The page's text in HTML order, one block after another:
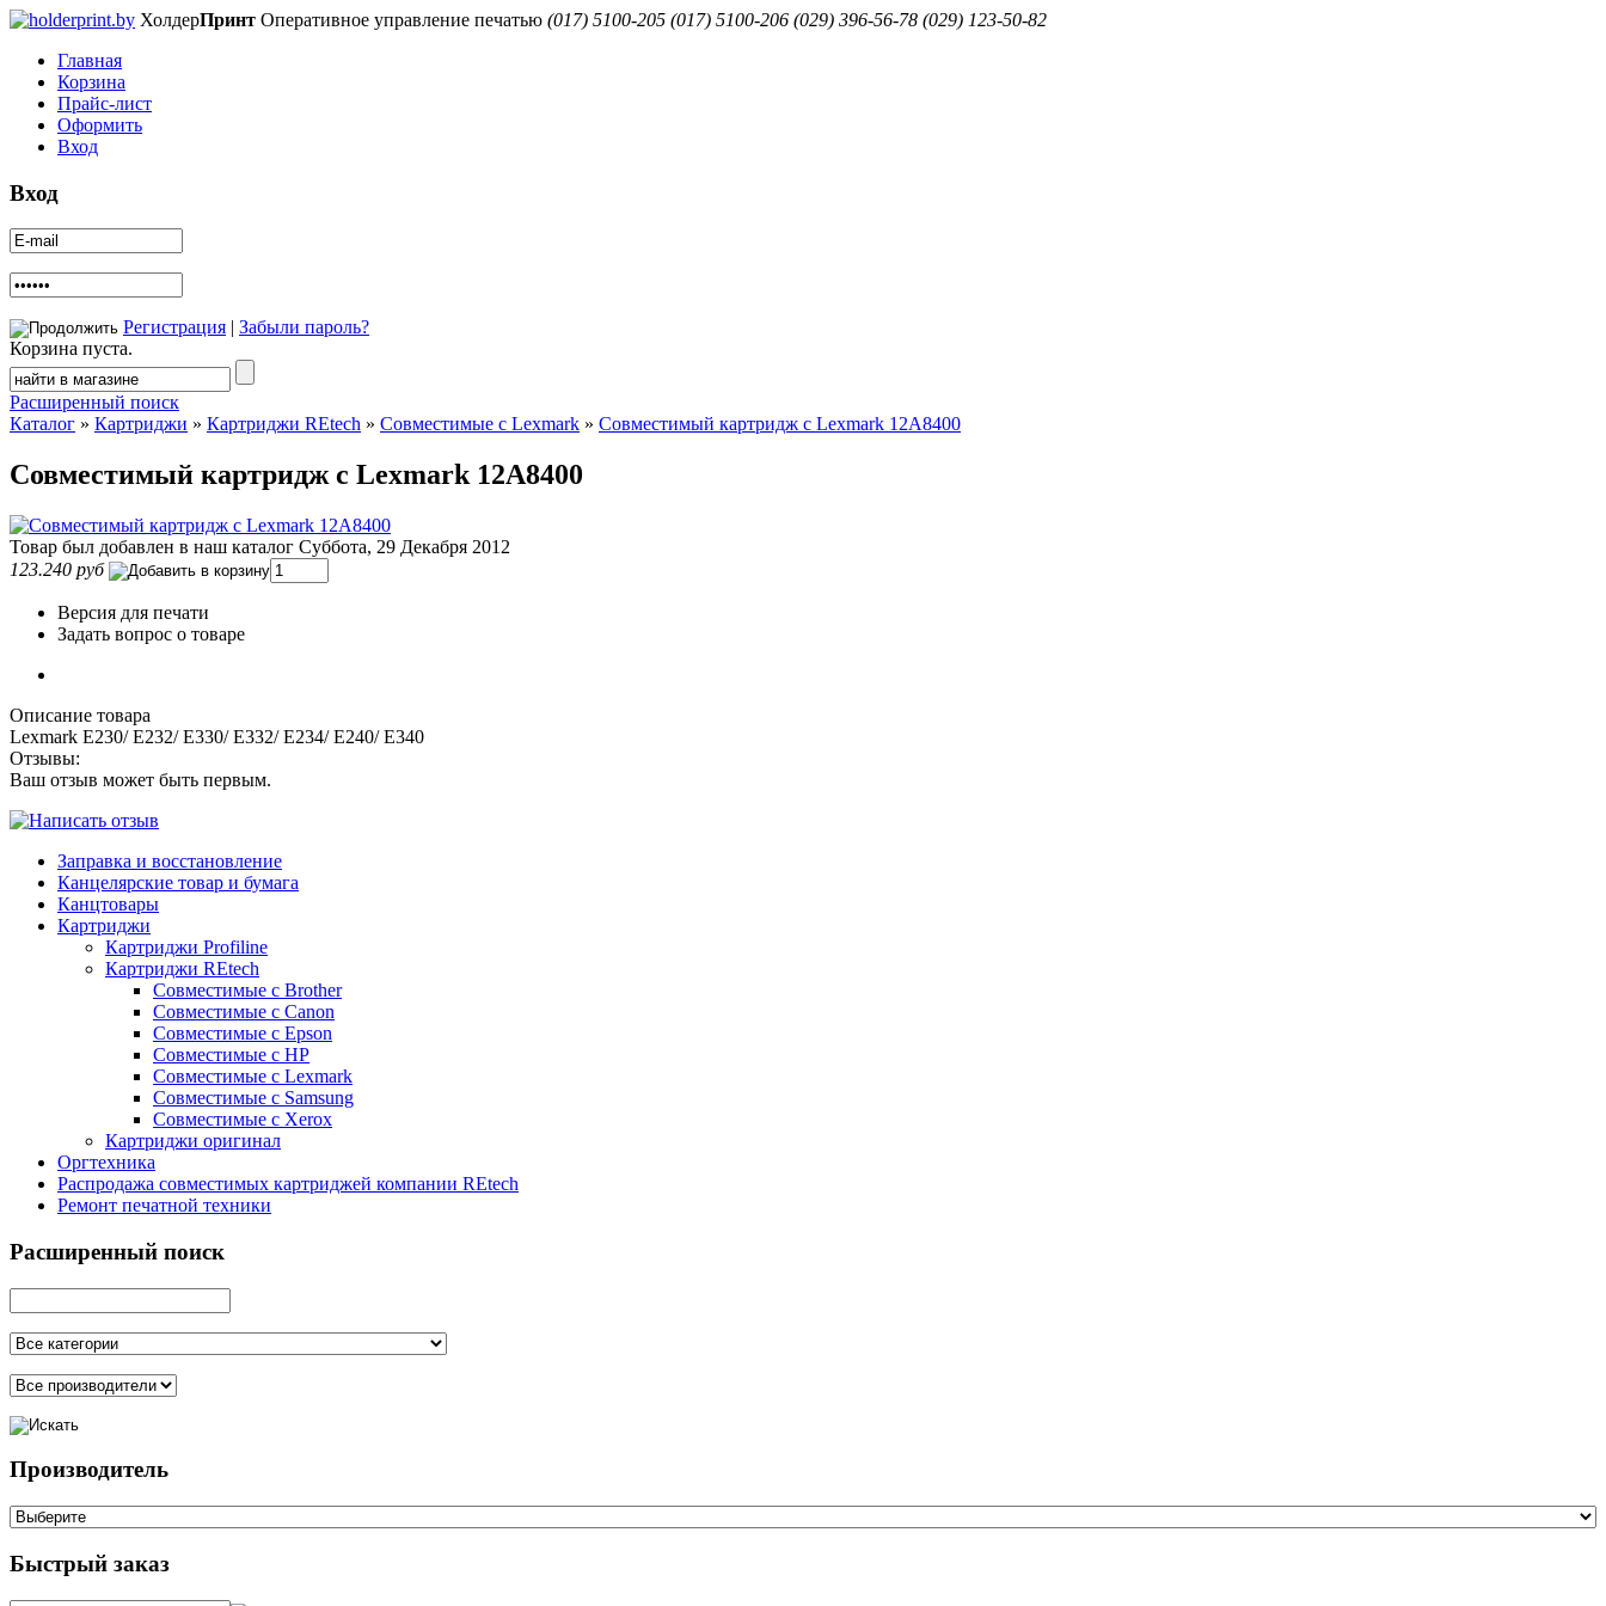
ХолдерПринт Оперативное управление печатью (017) 5100-205 (017) 5100-206 (029) 396-56-78 (029) 123-50-82
Главная
Корзина
Прайс-лист
Оформить
Вход
Вход
Регистрация | Забыли пароль?
Корзина пуста.
Расширенный поиск
Каталог » Картриджи » Картриджи REtech » Совместимые с Lexmark » Совместимый картридж с Lexmark 12A8400
Совместимый картридж с Lexmark 12A8400
Товар был добавлен в наш каталог Суббота, 29 Декабря 2012
123.240 руб
Версия для печати
Задать вопрос о товаре
Описание товара
Lexmark E230/ E232/ E330/ E332/ E234/ E240/ E340
Отзывы:
Ваш отзыв может быть первым.
Заправка и восстановление
Канцелярские товар и бумага
Канцтовары
Картриджи
Картриджи Profiline
Картриджи REtech
Совместимые с Brother
Совместимые с Canon
Совместимые с Epson
Совместимые с HP
Совместимые с Lexmark
Совместимые с Samsung
Совместимые с Xerox
Картриджи оригинал
Оргтехника
Распродажа совместимых картриджей компании REtech
Ремонт печатной техники
Расширенный поиск
Производитель
Быстрый заказ